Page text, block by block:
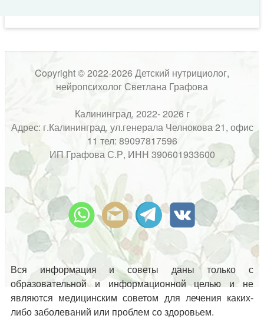
Copyright © 2022-2026 Детский нутрициолог,
нейропсихолог Светлана Графова
Калининград, 2022- 2026 г
Адрес: г.Калининград, ул.генерала Челнокова 21, офис
11 тел: 89097817596
ИП Графова С.Р, ИНН 390601933600
Вся информация и советы даны только с
образовательной и информационной целью и не
являются медицинским советом для лечения каких-
либо заболеваний или проблем со здоровьем.